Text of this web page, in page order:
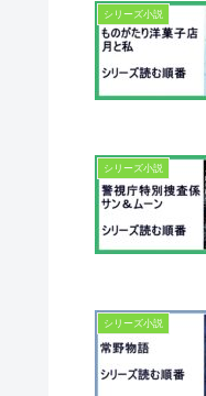
シリーズ小説
シリーズ小説
シリーズ小説